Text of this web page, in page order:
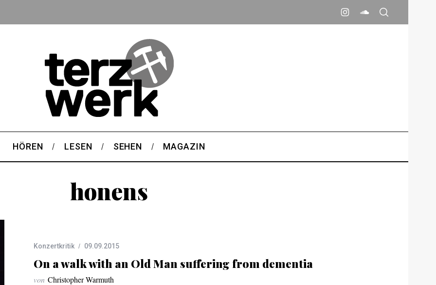
HÖREN LESEN SEHEN MAGAZIN
honens
Konzertkritik 09.09.2015
On a walk with an Old Man suffering from dementia
von Christopher Warmuth